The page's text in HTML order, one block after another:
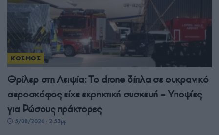
ΚΟΣΜΟΣ
Θρίλερ στη Λειψία: Το drone δίπλα σε ουκρανικό
αεροσκάφος είχε εκρηκτική συσκευή – Υποψίες
για Ρώσους πράκτορες
5/08/2026 - 2:53μμ